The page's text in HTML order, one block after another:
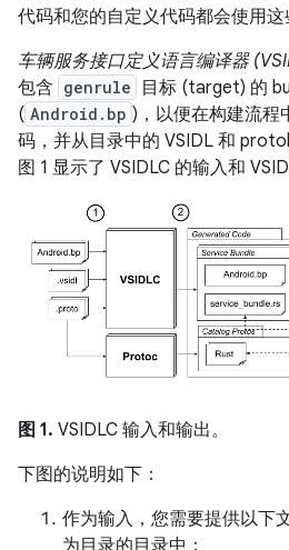
代码和您的自定义代码都会使用这
车辆服务接口定义语言编译器
包含 genrule
目标 (target) 的
( Android.bp )，以便在构建流程
码，并从目录中的 VSIDL 和
图 1 显示了 VSIDLC 的输入和
图 1. VSIDLC 输入和输出。
下图的说明如下：
作为输入，您需要提供以下
为目录的目录中：